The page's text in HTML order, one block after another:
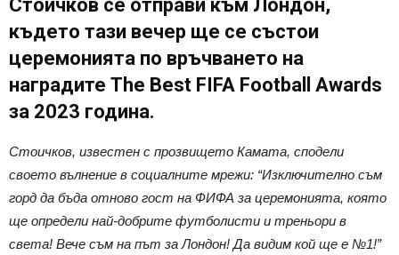
Стоичков се отправи към Лондон,
където тази вечер ще се състои
церемонията по връчването на
наградите The Best FIFA Football Awards
за 2023 година.
Стоичков, известен с прозвището Камата, сподели
своето вълнение в социалните мрежи: “Изключително съм
горд да бъда отново гост на ФИФА за церемонията, която
ще определи най-добрите футболисти и треньори в
света! Вече съм на път за Лондон! Да видим кой ще е №1!”